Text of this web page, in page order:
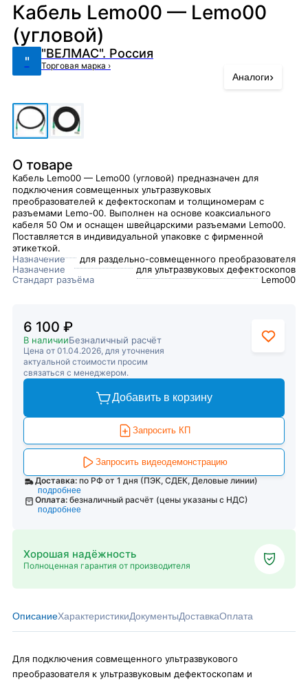
Кабель Lemo00 — Lemo00
(угловой)
"
"ВЕЛМАС". Россия
Торговая марка ›
Аналоги›
О товаре
Кабель Lemo00 — Lemo00 (угловой) предназначен для
подключения совмещенных ультразвуковых
преобразователей к дефектоскопам и толщиномерам с
разъемами Lemo-00. Выполнен на основе коаксиального
кабеля 50 Ом и оснащен швейцарскими разъемами Lemo00.
Поставляется в индивидуальной упаковке с фирменной
этикеткой.
Назначение
для раздельно-совмещенного преобразователя
Назначение
для ультразвуковых дефектоскопов
Стандарт разъёма
Lemo00
6 100 ₽
В наличииБезналичный расчёт
Цена от 01.04.2026, для уточнения
актуальной стоимости просим
связаться с менеджером.
Добавить в корзину
Запросить КП
Запросить видеодемонстрацию
Доставка: по РФ от 1 дня (ПЭК, СДЕК, Деловые линии)
подробнее
Оплата: безналичный расчёт (цены указаны с НДС)
подробнее
Хорошая надёжность
Полноценная гарантия от производителя
ОписаниеХарактеристикиДокументыДоставкаОплата
Для подключения совмещенного ультразвукового
преобразователя к ультразвуковым дефектоскопам и